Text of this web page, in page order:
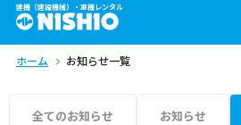
建機（建設機械）・重機レンタル
商品一覧
問合せ依頼リスト
エリア情報を見る
ホーム お知らせ一覧
全てのお知らせ お知らせ